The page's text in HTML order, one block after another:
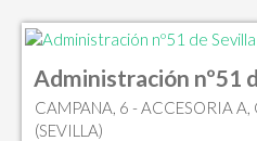
Administración nº51
CAMPANA, 6 - ACCESORIA
(SEVILLA)